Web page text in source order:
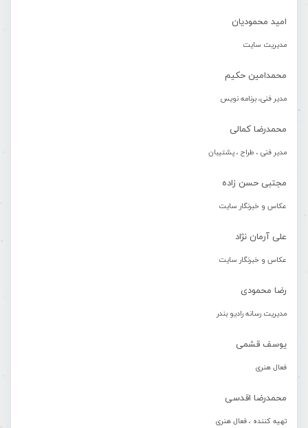
امید محمودیان
مدیریت سایت
محمدامین حکیم
مدیر فنی، برنامه نویس
محمدرضا کمالی
مدیر فنی ، طراح ، پشتیبان
مجتبی حسن زاده
عکاس و خبرنگار سایت
علی آرمان نژاد
عکاس و خبرنگار سایت
رضا محمودی
مدیریت رسانه رادیو بندر
یوسف قشمی
فعال هنری
محمدرضا اقدسی
تهیه کننده ، فعال هنری